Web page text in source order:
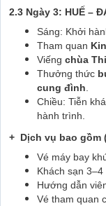
2.3 Ngày 3: HUẾ –
Sáng: Khởi
Tham quan
Viếng chùa
Thưởng thức
cung đình.
Chiều: Tiễn
hành trình.
+ Dịch vụ bao gồm
Vé máy bay
Khách sạn
Hướng dẫn
Vé tham quan